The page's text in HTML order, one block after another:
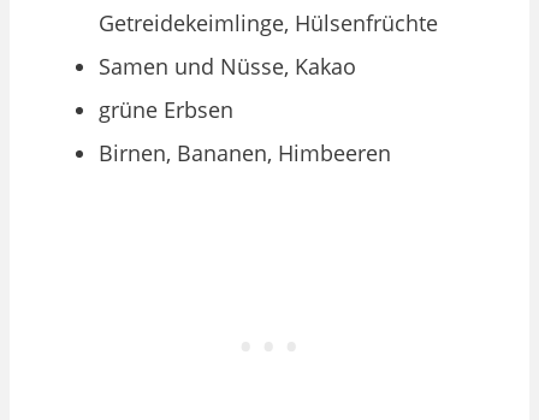
Getreidekeimlinge, Hülsenfrüchte
Samen und Nüsse, Kakao
grüne Erbsen
Birnen, Bananen, Himbeeren